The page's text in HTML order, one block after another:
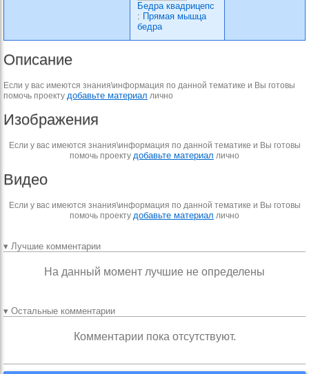
Бедра квадрицепс
: Прямая мышца
бедра
Описание
Если у вас имеются знания\информация по данной тематике и Вы готовы
помочь проекту добавьте материал лично
Изображения
Если у вас имеются знания\информация по данной тематике и Вы готовы
помочь проекту добавьте материал лично
Видео
Если у вас имеются знания\информация по данной тематике и Вы готовы
помочь проекту добавьте материал лично
▾ Лучшие комментарии
На данный момент лучшие не определены
▾ Остальные комментарии
Комментарии пока отсутствуют.